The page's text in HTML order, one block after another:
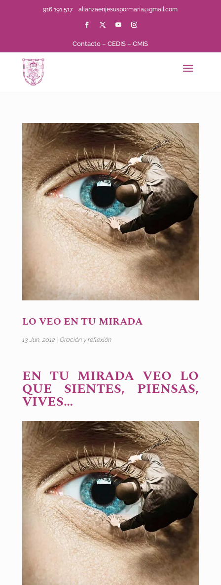
916 191 517alianzaenjesuspormaria@gmail.com
Contacto –CEDIS –CMIS
LO VEO EN TU MIRADA
13 Jun, 2012| Oración y reflexión
EN TU MIRADA VEO LO
QUE SIENTES, PIENSAS,
VIVES…